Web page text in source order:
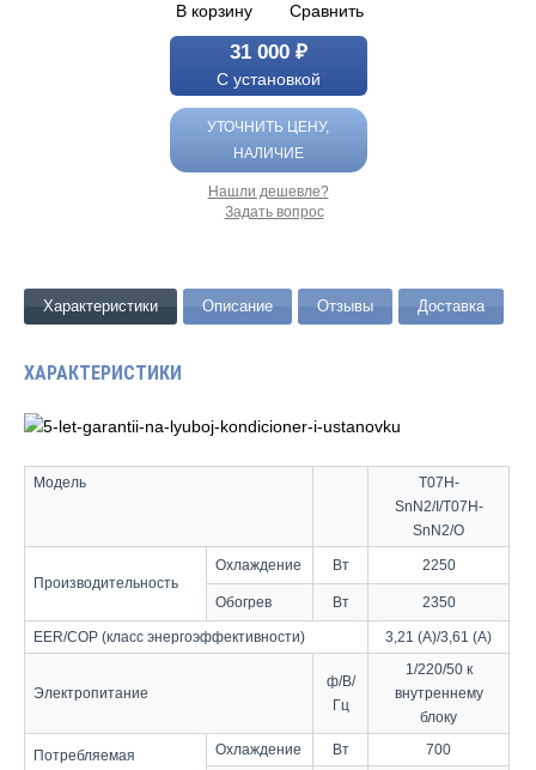
В корзину Сравнить
31 000 ₽
С установкой
УТОЧНИТЬ ЦЕНУ,
НАЛИЧИЕ
Нашли дешевле?
Задать вопрос
Характеристики Описание Отзывы Доставка
ХАРАКТЕРИСТИКИ
Модель
T07H-
SnN2/I/T07H-
SnN2/O
Производительность
Охлаждение Вт 2250
Обогрев Вт 2350
EER/COP (класс энергоэффективности) 3,21 (A)/3,61 (A)
Электропитание
ф/В/
Гц
1/220/50 к
внутреннему
блоку
Потребляемая
Охлаждение Вт 700